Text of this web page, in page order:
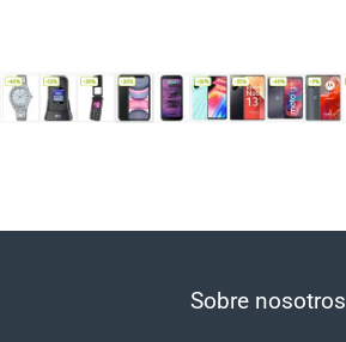
Sobre nosotros